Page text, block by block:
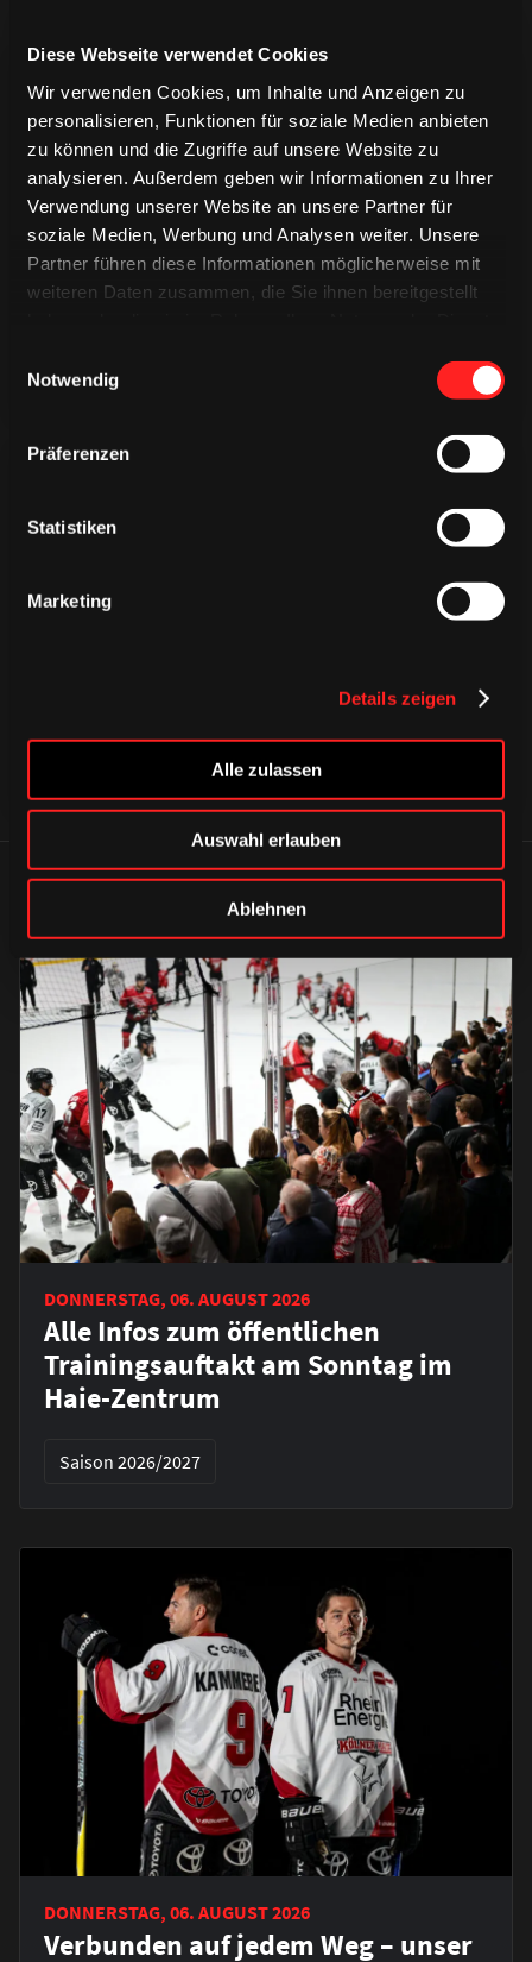
Diese Webseite verwendet Cookies
Wir verwenden Cookies, um Inhalte und Anzeigen zu
personalisieren, Funktionen für soziale Medien anbieten
zu können und die Zugriffe auf unsere Website zu
analysieren. Außerdem geben wir Informationen zu Ihrer
Verwendung unserer Website an unsere Partner für
soziale Medien, Werbung und Analysen weiter. Unsere
Partner führen diese Informationen möglicherweise mit
weiteren Daten zusammen, die Sie ihnen bereitgestellt
Notwendig
Präferenzen
Statistiken
Marketing
Details zeigen
Alle zulassen
Auswahl erlauben
Ablehnen
TRIKOTS
TRIKOTS
TRIKOTS
ÄHNLICHE NEWS
DONNERSTAG, 06. AUGUST 2026
Alle Infos zum öffentlichen
Trainingsauftakt am Sonntag im
Haie-Zentrum
Saison 2026/2027
DONNERSTAG, 06. AUGUST 2026
Verbunden auf jedem Weg – unser